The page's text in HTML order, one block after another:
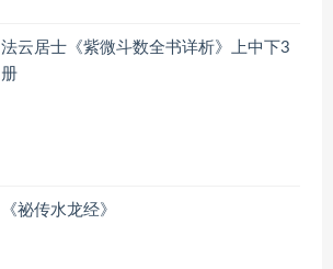
法云居士《紫微斗数全书详析》上中下3
册
《祕传水龙经》